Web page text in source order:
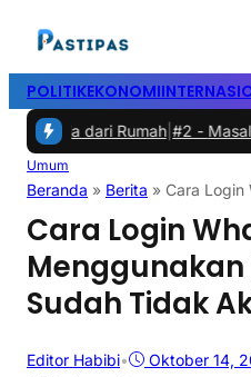
POLITIKEKONOMI
Rumah|#2 - Masalah Utama
Umum
Beranda » Berita » Cara
Cara Login
Menggunakan
Sudah Tidak
Editor Habibi• Oktober 14,